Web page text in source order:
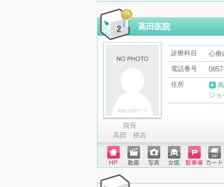
ホーム
ページ
動画 写真 女医 駐車場クレジ
ード
高田医院
院長
高田 耕吉
診療科目
心療
電話番号
住所
ジョ
ホーム
ページ
動画 写真 女医 駐車場クレジ